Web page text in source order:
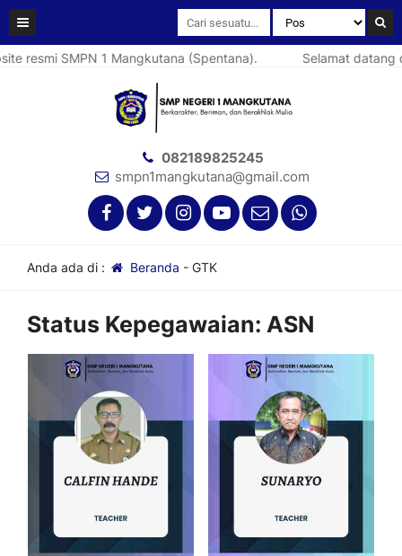
SMPN 1 Mangkutana (Spentana). Selamat datang di
082189825245
smpn1mangkutana@gmail.com
Anda ada di : Beranda - GTK
Status Kepegawaian: ASN